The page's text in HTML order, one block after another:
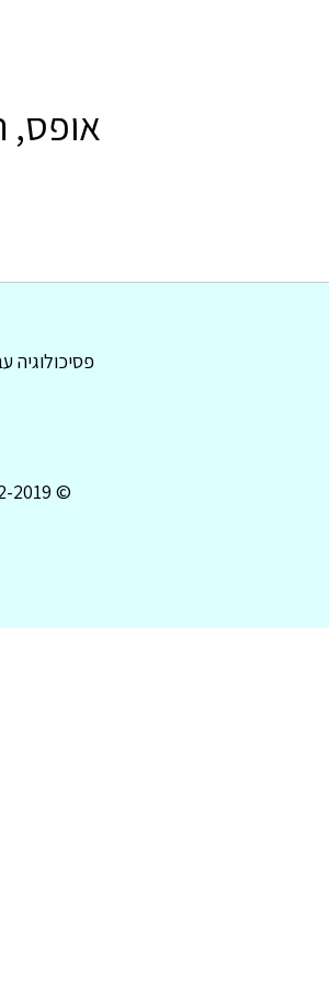
אופס,
פסיכולוגיה
© 2002-2019 כל הזכויות שמורות לפסיכולוגיה עברית